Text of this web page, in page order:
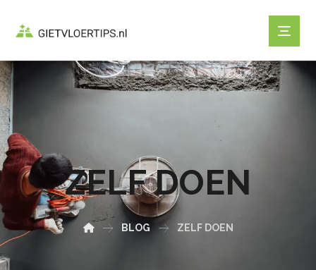
ZELF DOEN
BLOG ZELF DOEN